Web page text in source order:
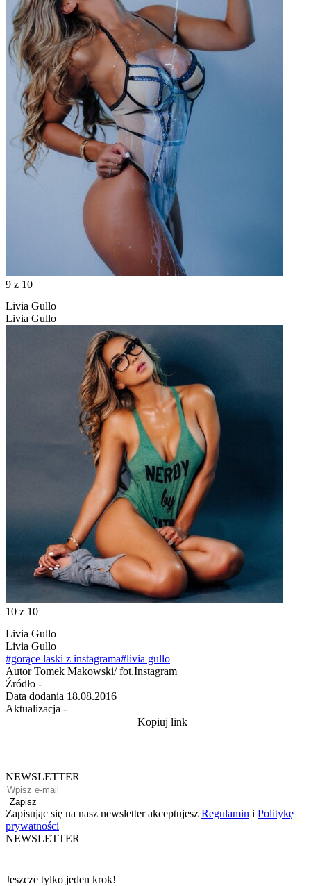
9 z 10
Livia Gullo
Livia Gullo
10 z 10
Livia Gullo
Livia Gullo
#gorące laski z instagrama#livia gullo
Autor Tomek Makowski/ fot.Instagram
Źródło -
Data dodania 18.08.2016
Aktualizacja -
Kopiuj link
NEWSLETTER
Zapisz
Zapisując się na nasz newsletter akceptujesz Regulamin i Politykę
prywatności
NEWSLETTER
Jeszcze tylko jeden krok!